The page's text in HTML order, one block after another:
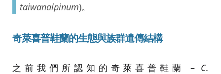
taiwanalpinum)。
奇萊喜普鞋蘭的生態與族群遺傳結構
之前我們所認知的奇萊喜普鞋蘭 – C.